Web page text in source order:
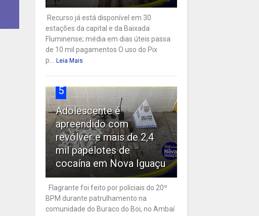
Recurso já está disponível em 30
estações da capital e da Baixada
Fluminense; média em dias úteis passa
de 10 mil pagamentos O uso do Pix
p...
Leia Mais
5
Adolescente é
apreendido com
revólver e mais de 2,4
mil papelotes de
cocaína em Nova Iguaçu
Flagrante foi feito por policiais do 20º
BPM durante patrulhamento na
comunidade do Buraco do Boi, no Ambaí